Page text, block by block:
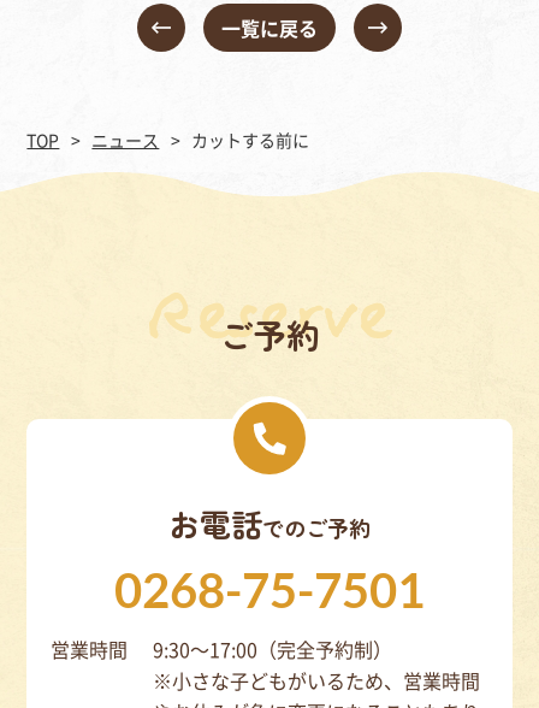
一覧に戻る
TOP ニュース カットする前に
ご予約
お電話でのご予約
0268-75-7501
営業時間
9:30～17:00（完全予約制）
※小さな子どもがいるため、営業時間